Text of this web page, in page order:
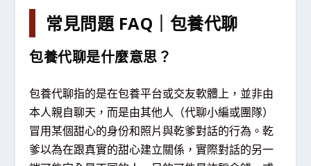
常見問題 FAQ｜包養代聊
包養代聊是什麼意思？
包養代聊指的是在包養平台或交友軟體上，並非由
本人親自聊天，而是由其他人（代聊小編或團隊）
冒用某個甜心的身份和照片與乾爹對話的行為。乾
爹以為在跟真實的甜心建立關係，實際對話的另一